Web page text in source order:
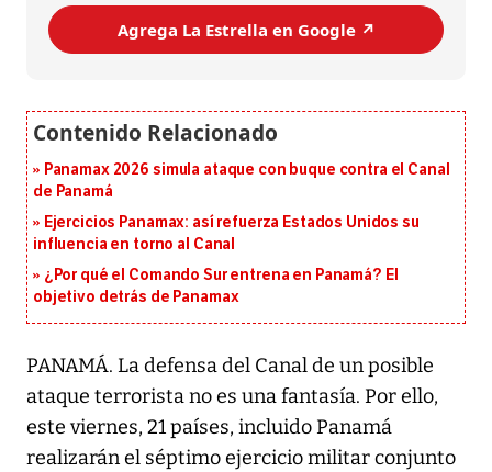
Agrega La Estrella en Google ↗️
Panamax 2026 simula ataque con buque contra el Canal
de Panamá
Ejercicios Panamax: así refuerza Estados Unidos su
influencia en torno al Canal
¿Por qué el Comando Sur entrena en Panamá? El
objetivo detrás de Panamax
PANAMÁ. La defensa del Canal de un posible
ataque terrorista no es una fantasía. Por ello,
este viernes, 21 países, incluido Panamá
realizarán el séptimo ejercicio militar conjunto